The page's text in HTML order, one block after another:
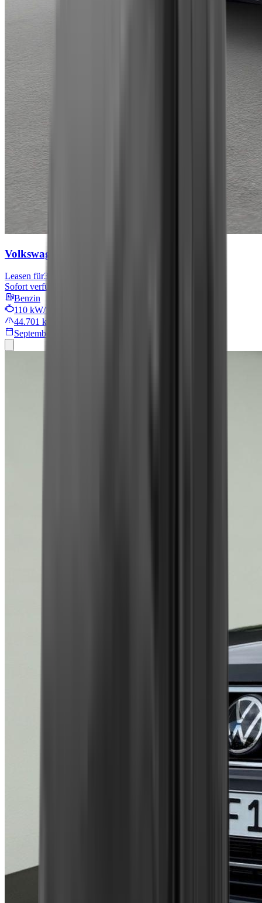
Volkswagen Tiguan
Leasen für301 € mtl.
Sofort verfügbar
Benzin
110 kW/149 PS
44.701 km
September 2024